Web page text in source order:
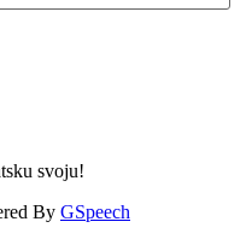
svoju!
By GSpeech